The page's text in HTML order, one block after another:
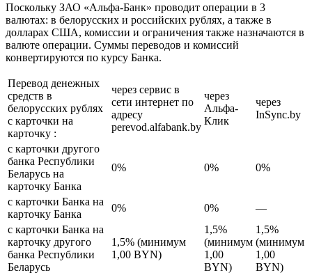
Поскольку ЗАО «Альфа-Банк» проводит операции в 3
валютах: в белорусских и российских рублях, а также в
долларах США, комиссии и ограничения также назначаются в
валюте операции. Суммы переводов и комиссий
конвертируются по курсу Банка.
Перевод денежных
средств в
белорусских рублях
с карточки на
карточку :
через сервис в
сети интернет по
адресу
perevod.alfabank.by
через
Альфа-
Клик
через
InSync.by
с карточки другого
банка Республики
Беларусь на
карточку Банка
0% 0% 0%
с карточки Банка на
карточку Банка
0% 0%
—
с карточки Банка на
карточку другого
банка Республики
Беларусь
1,5% (минимум
1,00 BYN)
1,5%
(минимум
1,00
BYN)
1,5%
(минимум
1,00
BYN)